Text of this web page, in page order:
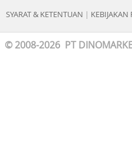
SYARAT & KETENTUAN | KEBIJAKAN
© 2008-2026 PT